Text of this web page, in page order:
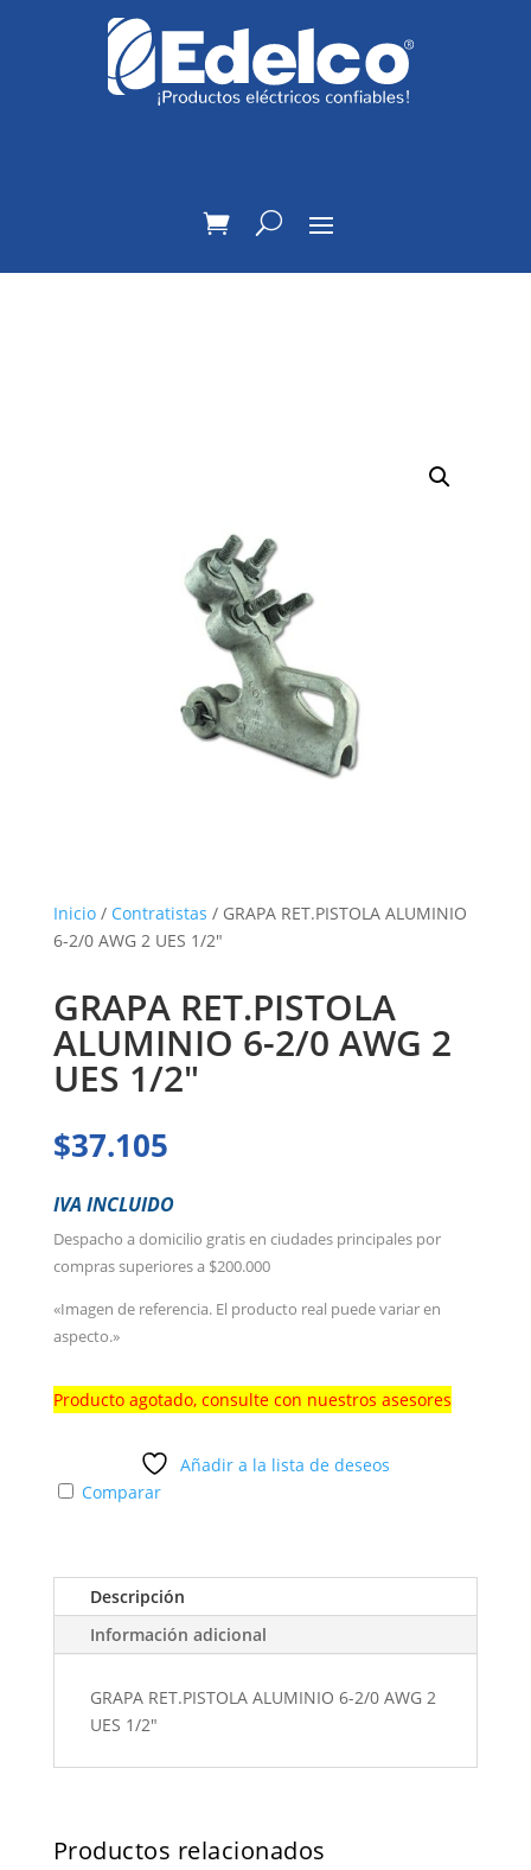
Inicio/ Contratistas / GRAPA RET.PISTOLA ALUMINIO
6-2/0 AWG 2 UES 1/2″
GRAPA RET.PISTOLA
ALUMINIO 6-2/0 AWG 2
UES 1/2″
$37.105
IVA INCLUIDO
Despacho a domicilio gratis en ciudades principales por
compras superiores a $200.000
«Imagen de referencia. El producto real puede variar en
aspecto.»
Producto agotado, consulte con nuestros asesores
Añadir a la lista de deseos
Comparar
Descripción
Información adicional
GRAPA RET.PISTOLA ALUMINIO 6-2/0 AWG 2
UES 1/2"
Productos relacionados